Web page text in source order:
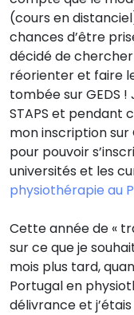
(cours en
chances d’être
décidé de
réorienter et faire
tombée sur GEDS
STAPS et pendant
mon inscription sur
pour pouvoir
universités et les
physiothérapie au
Cette année de «
sur ce que je
mois plus tard,
Portugal en
délivrance et